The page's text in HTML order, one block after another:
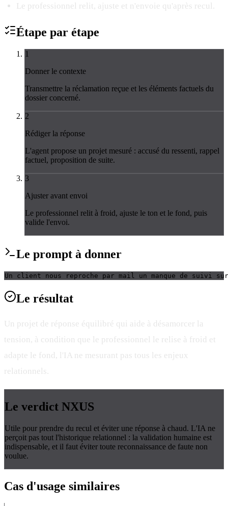
Le professionnel relit, ajuste et n'envoie qu'après recul.
Étape par étape
1
Donner le contexte
Transmettre la réclamation reçue et les éléments factuels du
dossier concerné.
2
Rédiger la réponse
L'agent propose un projet mesuré : accusé du ressenti, rappel
factuel, proposition de suite.
3
Ajuster avant envoi
Le professionnel relit à froid, ajuste le ton et le fond, puis
valide l'envoi.
Le prompt à donner
Un client nous reproche par mail un manque de suivi
Le résultat
Un projet de réponse équilibré qui aide à désamorcer la
tension, à condition que le professionnel le relise à froid et
adapte le fond, l'IA ne mesurant pas tous les enjeux
relationnels.
Le verdict NXUS
Utile pour prendre du recul et éviter une réponse à chaud. L'IA ne
perçoit pas tout l'historique relationnel : la validation humaine est
indispensable, et il faut éviter toute reconnaissance de faute non
voulue.
Cas d'usage similaires